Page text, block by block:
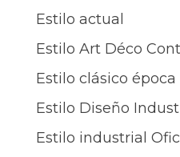
Estilo actual
Estilo Art Déco
Estilo clásico época
Estilo Diseño
Estilo industrial